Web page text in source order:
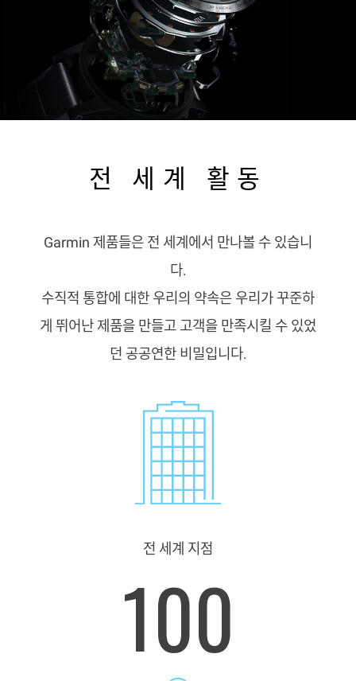
전 세계 활동
Garmin 제품들은 전 세계에서 만나볼 수 있습니
다.
수직적 통합에 대한 우리의 약속은 우리가 꾸준하
게 뛰어난 제품을 만들고 고객을 만족시킬 수 있었
던 공공연한 비밀입니다.
전 세계 지점
100